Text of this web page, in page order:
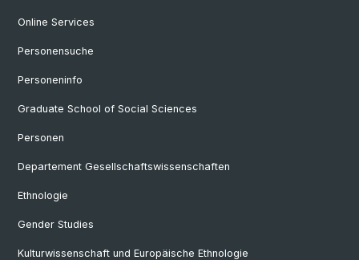
Online Services
Personensuche
Personeninfo
Graduate School of Social Sciences
Personen
Departement Gesellschaftswissenschaften
Ethnologie
Gender Studies
Kulturwissenschaft und Europäische Ethnologie